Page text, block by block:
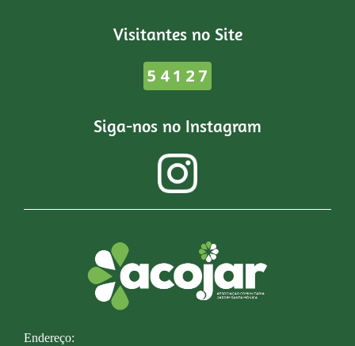
Visitantes no Site
54127
Siga-nos no Instagram
Endereço: